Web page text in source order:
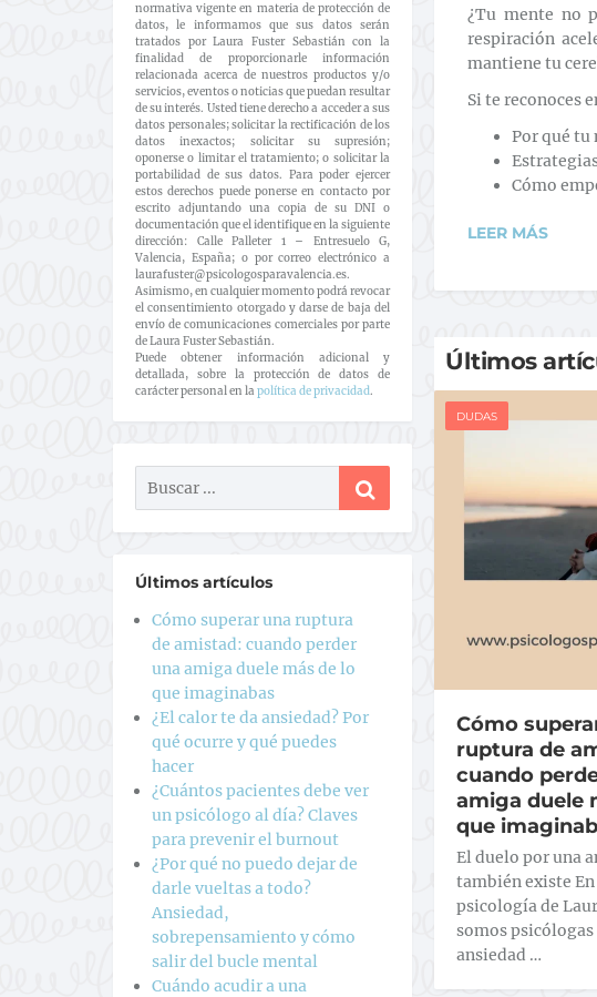
¿Tu mente no
respiración
mantiene tu
Si te reconoces
Por qué tu
Cómo
LEER MÁS
Últimos
DUDAS
Cómo
ruptura de
cuando
amiga duele
que
El duelo por una
también existe
psicología de
somos
ansiedad …
normativa vigente en materia de protección de
datos, le informamos que sus datos serán
tratados por Laura Fuster Sebastián con la
finalidad de proporcionarle información
relacionada acerca de nuestros productos y/o
servicios, eventos o noticias que puedan resultar
de su interés. Usted tiene derecho a acceder a sus
datos personales; solicitar la rectificación de los
datos inexactos; solicitar su supresión;
oponerse o limitar el tratamiento; o solicitar la
portabilidad de sus datos. Para poder ejercer
estos derechos puede ponerse en contacto por
escrito adjuntando una copia de su DNI o
documentación que el identifique en la siguiente
dirección: Calle Palleter 1 – Entresuelo G,
Valencia, España; o por correo electrónico a
laurafuster@psicologosparavalencia.es.
Asimismo, en cualquier momento podrá revocar
el consentimiento otorgado y darse de baja del
envío de comunicaciones comerciales por parte
de Laura Fuster Sebastián.
Puede obtener información adicional y
detallada, sobre la protección de datos de
carácter personal en la política de privacidad.
Últimos artículos
Cómo superar una ruptura
de amistad: cuando perder
una amiga duele más de lo
que imaginabas
¿El calor te da ansiedad? Por
qué ocurre y qué puedes
hacer
¿Cuántos pacientes debe ver
un psicólogo al día? Claves
para prevenir el burnout
¿Por qué no puedo dejar de
darle vueltas a todo?
Ansiedad,
sobrepensamiento y cómo
salir del bucle mental
Cuándo acudir a una